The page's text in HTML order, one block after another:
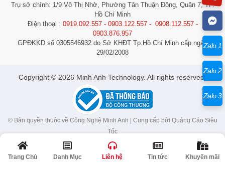
Trụ sở chính: 1/9 Võ Thị Nhờ, Phường Tân Thuận Đông, Quận 7, TP.
Hồ Chí Minh
Điện thoại : 0919.092.557 - 0903.122.557 - 0908.112.557 -
0903.876.957
GPĐKKD số 0305546932 do Sở KHĐT Tp.Hồ Chí Minh cấp ngày
29/02/2008
​​​​​​Copyright © 2026 Minh Anh Technology. All rights reserved.
© Bản quyền thuộc về Công Nghệ Minh Anh | Cung cấp bởi Quảng Cáo Siêu
Tốc
Trang Chủ Danh Mục Liên hệ Tin tức Khuyến mãi
Zalo 1
Zalo 2
Zalo 3